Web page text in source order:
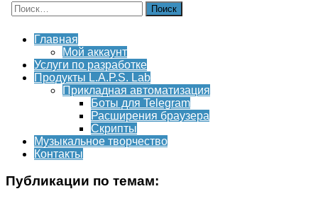
Найти:
Главная
Мой аккаунт
Услуги по разработке
Продукты L.A.P.S. Lab
Прикладная автоматизация
Боты для Telegram
Расширения браузера
Скрипты
Музыкальное творчество
Контакты
Публикации по темам: